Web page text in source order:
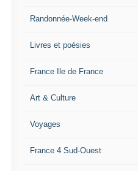
Randonnée-Week-end
Livres et poésies
France Ile de France
Art & Culture
Voyages
France 4 Sud-Ouest